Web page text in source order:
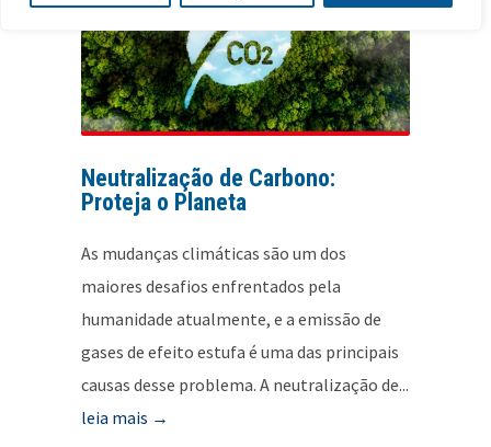
Neutralização de Carbono:
Proteja o Planeta
As mudanças climáticas são um dos
maiores desafios enfrentados pela
humanidade atualmente, e a emissão de
gases de efeito estufa é uma das principais
causas desse problema. A neutralização de...
leia mais →